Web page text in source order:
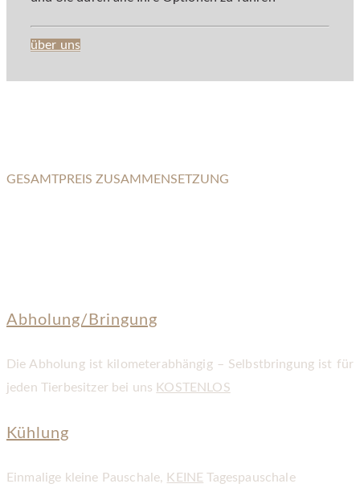
über uns
GESAMTPREIS ZUSAMMENSETZUNG
Abholung/Bringung
Die Abholung ist kilometerabhängig – Selbstbringung ist für
jeden Tierbesitzer bei uns KOSTENLOS
Kühlung
Einmalige kleine Pauschale, KEINE Tagespauschale